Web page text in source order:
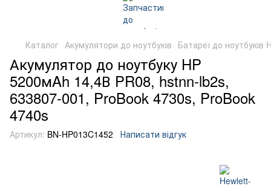
Каталог Акумулятори до ноутбуків Батареї до ноутбуків
Акумулятор до ноутбуку HP
5200мAh 14,4В PR08, hstnn-lb2s,
633807-001, ProBook 4730s, ProBook
4740s
Артикул: BN-HP013C1452 Написати відгук